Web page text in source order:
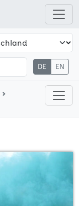
Open shops menu
DE EN
Open